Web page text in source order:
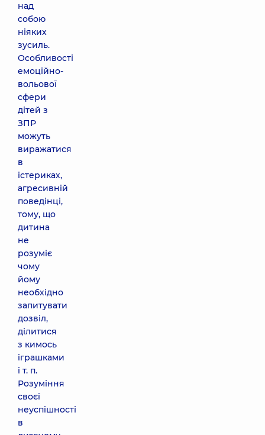
над
собою
ніяких
зусиль.
Особливості
емоційно-
вольової
сфери
дітей з
ЗПР
можуть
виражатися
в
істериках,
агресивній
поведінці,
тому, що
дитина
не
розуміє
чому
йому
необхідно
запитувати
дозвіл,
ділитися
з кимось
іграшками
і т. п.
Розуміння
своєї
неуспішності
в